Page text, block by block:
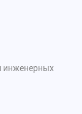
инженерных